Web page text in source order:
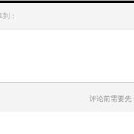
到：
评论前需要先